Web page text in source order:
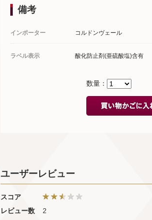
備考
インポーター コルドンヴェール
ラベル表示 酸化防止剤(亜硫酸塩)含有
数量：
ユーザーレビュー
スコア
レビュー数
2